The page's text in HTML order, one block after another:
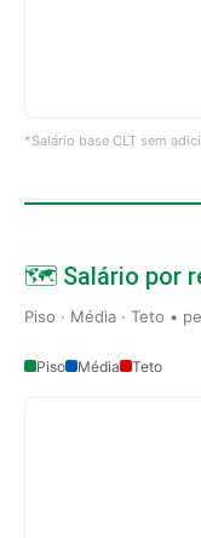
*Salário base CLT sem
🗺️ Salário por
Piso · Média · Teto •
Piso Média Teto